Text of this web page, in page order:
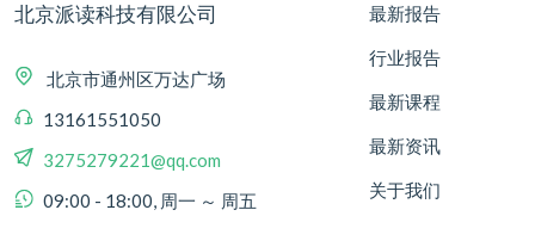
北京派读科技有限公司
北京市通州区万达广场
13161551050
3275279221@qq.com
09:00 - 18:00, 周一 ～ 周五
最新报告
行业报告
最新课程
最新资讯
关于我们